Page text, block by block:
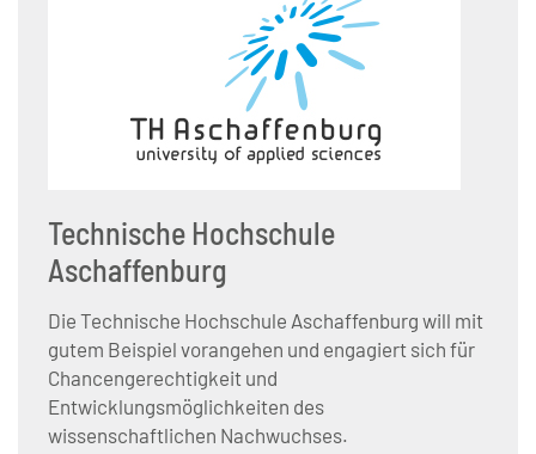
Technische Hochschule
Aschaffenburg
Die Technische Hochschule Aschaffenburg will mit
gutem Beispiel vorangehen und engagiert sich für
Chancengerechtigkeit und
Entwicklungsmöglichkeiten des
wissenschaftlichen Nachwuchses.